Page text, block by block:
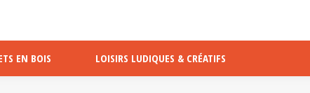
EN BOIS LOISIRS LUDIQUES & CRÉATIFS